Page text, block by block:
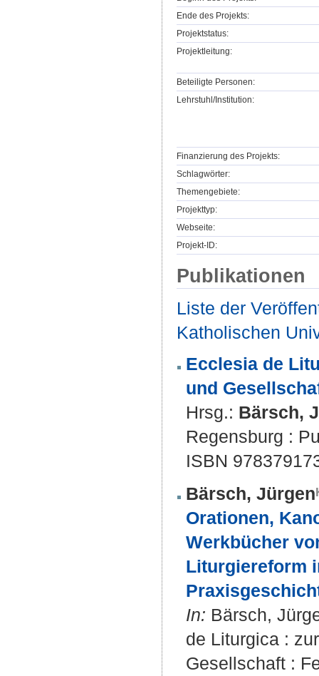
Ende des Projekts:
Projektstatus:
Projektleitung:
Beteiligte Personen:
Lehrstuhl/Institution:
Finanzierung des Projekts:
Schlagwörter:
Themengebiete:
Projekttyp:
Webseite:
Projekt-ID:
Publikationen
Liste der
Katholischen
Ecclesia de
und
Hrsg.: Bärsch,
Regensburg :
ISBN
Bärsch, Jürgen
Orationen,
Werkbücher
Liturgiereform
In: Bärsch,
de Liturgica :
Gesellschaft :